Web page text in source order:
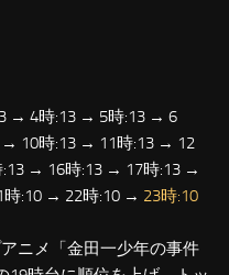
→ 4時:13 → 5時:13 → 6
10時:13 → 11時:13 → 12
→ 16時:13 → 17時:13 →
:10 → 22時:10 → 23時:10
ニメ「金田一少年の事件